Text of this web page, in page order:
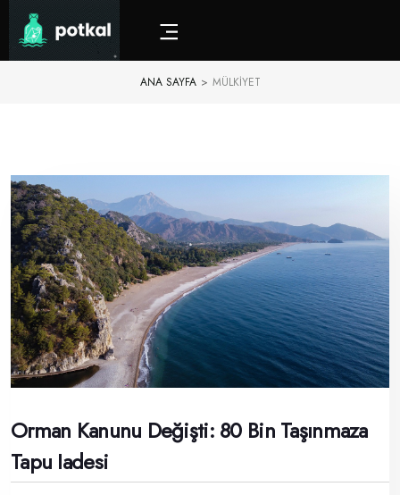
ANA SAYFA > MÜLKIYET
Orman Kanunu Değişti: 80 Bin Taşınmaza
Tapu Iadesi